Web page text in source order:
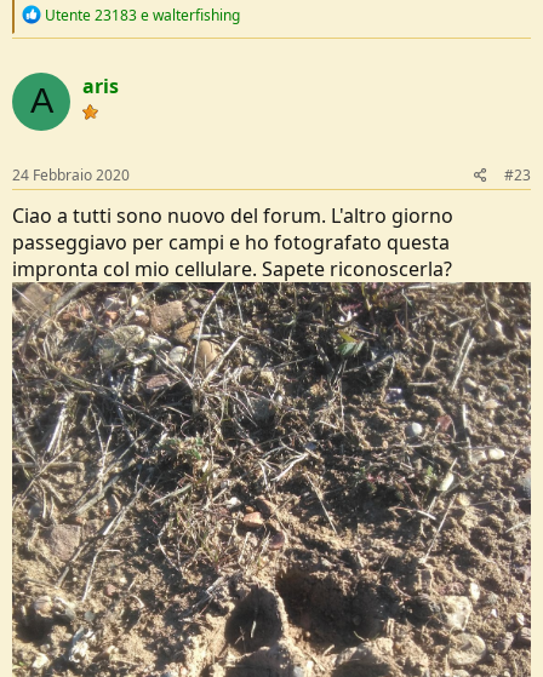
R
c
t
i
o
s
:
Utente 23183ewalterfishing
A aris
24 Febbraio 2020 #23
Ciao a tutti sono nuovo del forum. L'altro giorno
passeggiavo per campi e ho fotografato questa
impronta col mio cellulare. Sapete riconoscerla?